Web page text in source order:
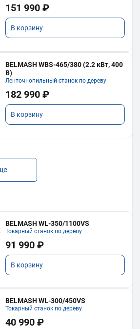
151 990 ₽
В корзину
BELMASH WBS-465/380 (2.2 кВт, 400
В)
Ленточнопильный станок по дереву
182 990 ₽
В корзину
BELMASH WL-350/1100VS
Токарный станок по дереву
91 990 ₽
В корзину
BELMASH WL-300/450VS
Токарный станок по дереву
40 990 ₽